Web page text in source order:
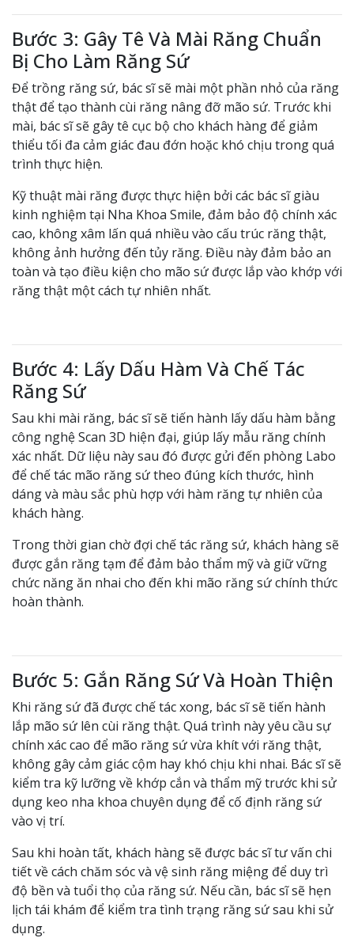
Bước 3: Gây Tê Và Mài Răng Chuẩn
Bị Cho Làm Răng Sứ
Để trồng răng sứ, bác sĩ sẽ mài một phần nhỏ của răng
thật để tạo thành cùi răng nâng đỡ mão sứ. Trước khi
mài, bác sĩ sẽ gây tê cục bộ cho khách hàng để giảm
thiểu tối đa cảm giác đau đớn hoặc khó chịu trong quá
trình thực hiện.
Kỹ thuật mài răng được thực hiện bởi các bác sĩ giàu
kinh nghiệm tại Nha Khoa Smile, đảm bảo độ chính xác
cao, không xâm lấn quá nhiều vào cấu trúc răng thật,
không ảnh hưởng đến tủy răng. Điều này đảm bảo an
toàn và tạo điều kiện cho mão sứ được lắp vào khớp với
răng thật một cách tự nhiên nhất.
Bước 4: Lấy Dấu Hàm Và Chế Tác
Răng Sứ
Sau khi mài răng, bác sĩ sẽ tiến hành lấy dấu hàm bằng
công nghệ Scan 3D hiện đại, giúp lấy mẫu răng chính
xác nhất. Dữ liệu này sau đó được gửi đến phòng Labo
để chế tác mão răng sứ theo đúng kích thước, hình
dáng và màu sắc phù hợp với hàm răng tự nhiên của
khách hàng.
Trong thời gian chờ đợi chế tác răng sứ, khách hàng sẽ
được gắn răng tạm để đảm bảo thẩm mỹ và giữ vững
chức năng ăn nhai cho đến khi mão răng sứ chính thức
hoàn thành.
Bước 5: Gắn Răng Sứ Và Hoàn Thiện
Khi răng sứ đã được chế tác xong, bác sĩ sẽ tiến hành
lắp mão sứ lên cùi răng thật. Quá trình này yêu cầu sự
chính xác cao để mão răng sứ vừa khít với răng thật,
không gây cảm giác cộm hay khó chịu khi nhai. Bác sĩ sẽ
kiểm tra kỹ lưỡng về khớp cắn và thẩm mỹ trước khi sử
dụng keo nha khoa chuyên dụng để cố định răng sứ
vào vị trí.
Sau khi hoàn tất, khách hàng sẽ được bác sĩ tư vấn chi
tiết về cách chăm sóc và vệ sinh răng miệng để duy trì
độ bền và tuổi thọ của răng sứ. Nếu cần, bác sĩ sẽ hẹn
lịch tái khám để kiểm tra tình trạng răng sứ sau khi sử
dụng.